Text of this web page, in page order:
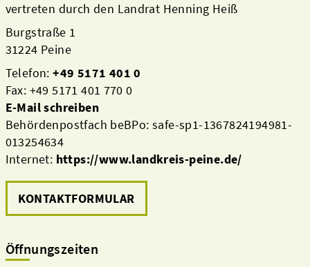
vertreten durch den Landrat Henning Heiß
Burgstraße 1
31224 Peine
Telefon:+49 5171 401 0
Fax: +49 5171 401 770 0
E-Mail schreiben
Behördenpostfach beBPo: safe-sp1-1367824194981-
013254634
Internet: https://www.landkreis-peine.de/
KONTAKTFORMULAR
Öffnungszeiten